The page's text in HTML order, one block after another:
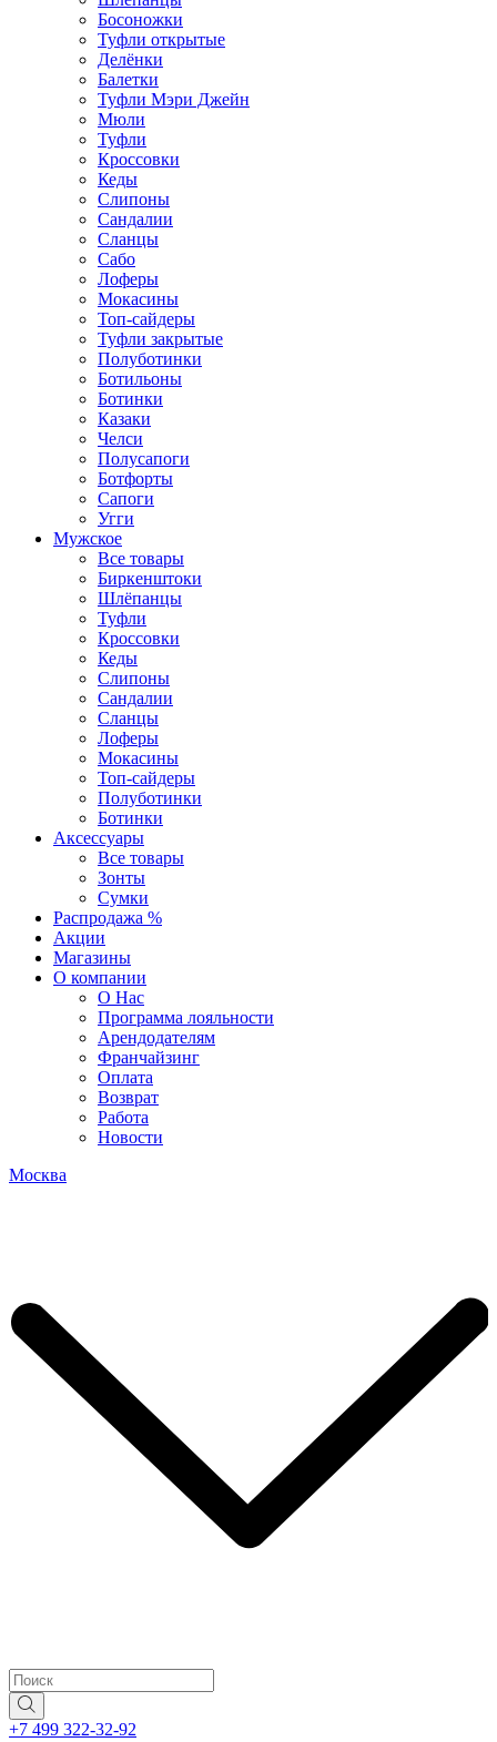
Босоножки
Туфли открытые
Делёнки
Балетки
Туфли Мэри Джейн
Мюли
Туфли
Кроссовки
Кеды
Слипоны
Сандалии
Сланцы
Сабо
Лоферы
Мокасины
Топ-сайдеры
Туфли закрытые
Полуботинки
Ботильоны
Ботинки
Казаки
Челси
Полусапоги
Ботфорты
Сапоги
Угги
Мужское
Все товары
Биркенштоки
Шлёпанцы
Туфли
Кроссовки
Кеды
Слипоны
Сандалии
Сланцы
Лоферы
Мокасины
Топ-сайдеры
Полуботинки
Ботинки
Аксессуары
Все товары
Зонты
Сумки
Распродажа %
Акции
Магазины
О компании
О Нас
Программа лояльности
Арендодателям
Франчайзинг
Оплата
Возврат
Работа
Новости
Москва
+7 499 322-32-92